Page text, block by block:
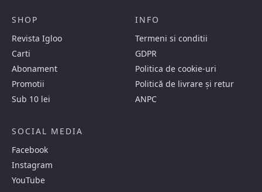
SHOP
Revista Igloo
Carti
Abonament
Promotii
Sub 10 lei
INFO
Termeni si conditii
GDPR
Politica de cookie-uri
Politică de livrare și retur
ANPC
SOCIAL MEDIA
Facebook
Instagram
YouTube